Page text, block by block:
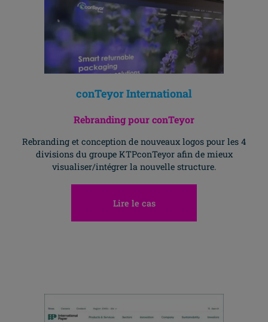
conTeyor International
Rebranding pour conTeyor
Rebranding et conception de nouveaux logos pour les 4
divisions du groupe KTPconTeyor afin de mieux
visualiser/intégrer la nouvelle structure.
Lire le cas